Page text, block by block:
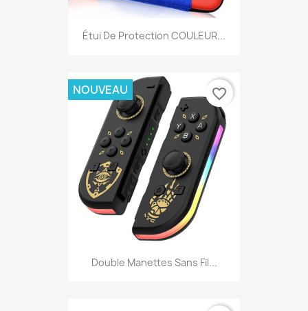
Étui De Protection COULEUR...
Double Manettes Sans Fil...
NOUVEAU favorite_border